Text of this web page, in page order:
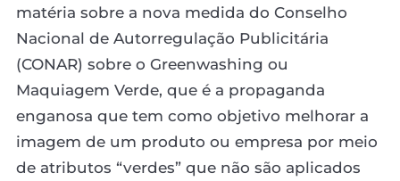
matéria sobre a nova medida do Conselho
Nacional de Autorregulação Publicitária
(CONAR) sobre o Greenwashing ou
Maquiagem Verde, que é a propaganda
enganosa que tem como objetivo melhorar a
imagem de um produto ou empresa por meio
de atributos “verdes” que não são aplicados